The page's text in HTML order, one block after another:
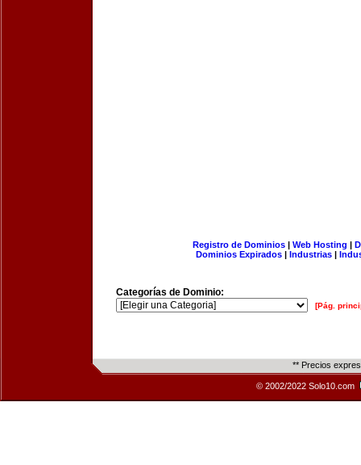
Registro de Dominios| Web Hosting |
Dominios Expirados | Industrias |
Categorías de Dominio:
[Pág.
** Precios
© 2002/2022 Solo10.com